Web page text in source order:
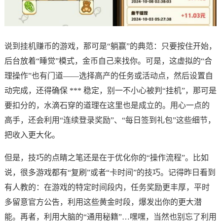
说到挂机赚币的游戏，那可是“躺赢”的典范：只要按住开始，
后台放着“睡觉”模式，金币自己来找你。可是，这虚拟的“合
理操作”也有门道——选择高产的任务或活动点，然后设置自
动完成，还得确保 *** 稳定，别一不小心被判“挂机”，那可是
要扣分的，水滴石穿的道理在这里也是成立的。用心一点的
高手，还会利用“连续登录奖励”、“每日签到礼包”这些细节，
把收入更大化。
但是，技巧的点睛之笔还是在于优化你的“操作流程”。比如
说，很多游戏都有“复刷”或者“卡时间”的技巧。记得昨日看到
有人教的：在游戏的特定时间段内，任务奖励更丰厚，平时
多留意官方公告，利用这些黄金时段，爆发出你的更大潜
能。再者，利用大脑的“通用秘籍”…嘿嘿，当然也别忘了利用